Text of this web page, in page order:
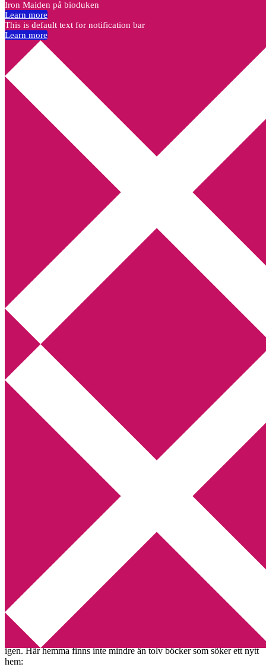
Annikas litteratur- och kulturblogg
Deckare, kriminalromaner, thrillers
Hem
Boktolva
Författarfemman
Kontakt
Webbshop Amazon
Utskriftscentralen
Min tv-blogg
You are here:Home Utlottning /Utlottning av 12 böcker
Utlottning av 12 böcker
2013-03-28 Annika
Jag har en ny brevvåg och då vågar jag mig på att köra en utlottning
igen. Här hemma finns inte mindre än tolv böcker som söker ett nytt
hem:
Iron Maiden på bioduken
Learn more
This is default text for notification bar
Learn more